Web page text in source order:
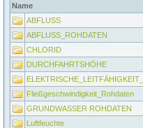
Name
ABFLUSS
ABFLUSS_ROHDATEN
CHLORID
DURCHFAHRTSHÖHE
Fließgeschwindigkeit_Rohdaten
GRUNDWASSER ROHDATEN
Luftfeuchte